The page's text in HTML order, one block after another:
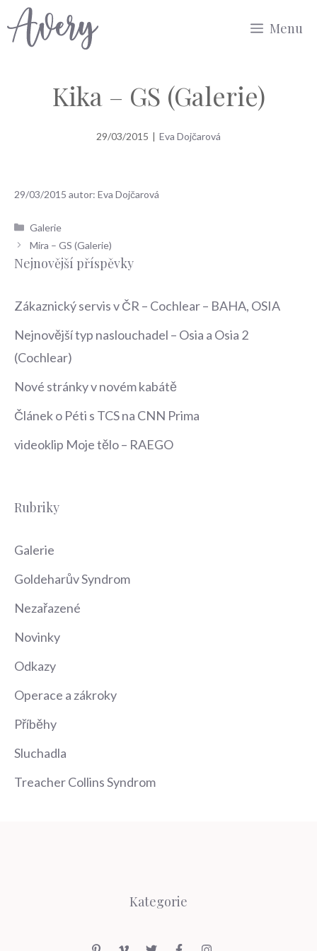
Přeskočit
na
Menu
Kika – GS (Galerie)
29/03/2015 | Eva Dojčarová
29/03/2015 autor: Eva Dojčarová
Rubriky
Galerie
Mira – GS (Galerie)
Nejnovější příspěvky
Zákaznický servis v ČR – Cochlear – BAHA, OSIA
Nejnovější typ naslouchadel – Osia a Osia 2
(Cochlear)
Nové stránky v novém kabátě
Článek o Péti s TCS na CNN Prima
videoklip Moje tělo – RAEGO
Rubriky
Galerie
Goldeharův Syndrom
Nezařazené
Novinky
Odkazy
Operace a zákroky
Příběhy
Sluchadla
Treacher Collins Syndrom
Kategorie